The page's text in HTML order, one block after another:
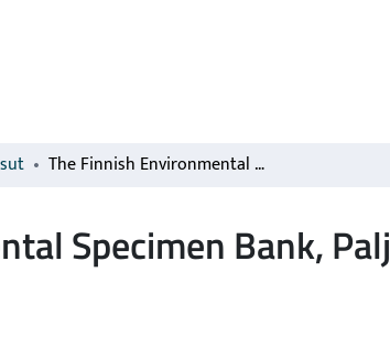
The Finnish Environmental Specimen Bank, Paljakka - an archive for heavy metal survey samples
Specimen Bank,